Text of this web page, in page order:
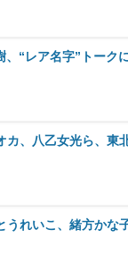
、“レア名字”トー
カ、八乙女光ら、
うれいこ、緒方かな